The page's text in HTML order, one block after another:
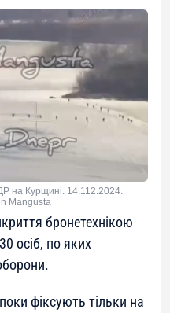
на Курщині. 14.112.2024.
Mangusta
бронетехнікою
осіб, по яких
фіксують тільки на